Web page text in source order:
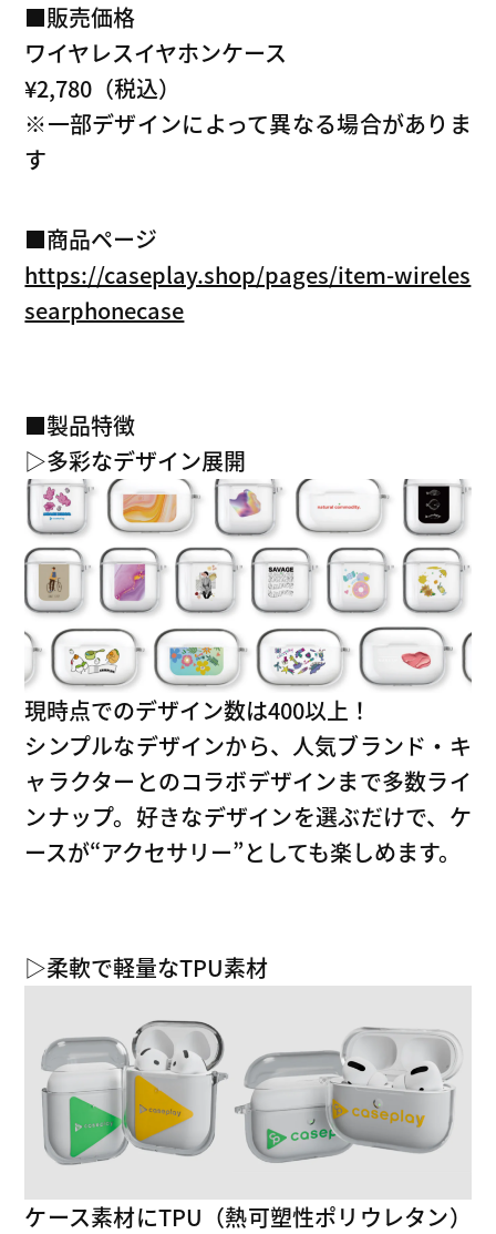
■販売価格
ワイヤレスイヤホンケース
¥2,780（税込）
※一部デザインによって異なる場合がありま
す
■商品ページ
https://caseplay.shop/pages/item-wireles
searphonecase
■製品特徴
▷多彩なデザイン展開
現時点でのデザイン数は400以上！
シンプルなデザインから、人気ブランド・キ
ャラクターとのコラボデザインまで多数ライ
ンナップ。好きなデザインを選ぶだけで、ケ
ースが“アクセサリー”としても楽しめます。
▷柔軟で軽量なTPU素材
ケース素材にTPU（熱可塑性ポリウレタン）